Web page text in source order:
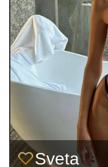
Sveta